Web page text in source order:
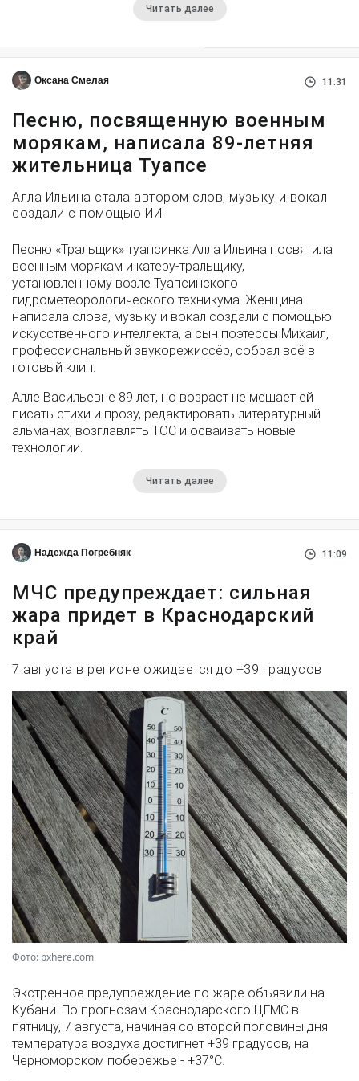
Читать далее
Оксана Смелая 11:31
Песню, посвященную военным
морякам, написала 89-летняя
жительница Туапсе
Алла Ильина стала автором слов, музыку и вокал
создали с помощью ИИ
Песню «Тральщик» туапсинка Алла Ильина посвятила
военным морякам и катеру-тральщику,
установленному возле Туапсинского
гидрометеорологического техникума. Женщина
написала слова, музыку и вокал создали с помощью
искусственного интеллекта, а сын поэтессы Михаил,
профессиональный звукорежиссёр, собрал всё в
готовый клип.
Алле Васильевне 89 лет, но возраст не мешает ей
писать стихи и прозу, редактировать литературный
альманах, возглавлять ТОС и осваивать новые
технологии.
Читать далее
Надежда Погребняк 11:09
МЧС предупреждает: сильная
жара придет в Краснодарский
край
7 августа в регионе ожидается до +39 градусов
Фото: pxhere.com
Экстренное предупреждение по жаре объявили на
Кубани. По прогнозам Краснодарского ЦГМС в
пятницу, 7 августа, начиная со второй половины дня
температура воздуха достигнет +39 градусов, на
Черноморском побережье - +37°­С.